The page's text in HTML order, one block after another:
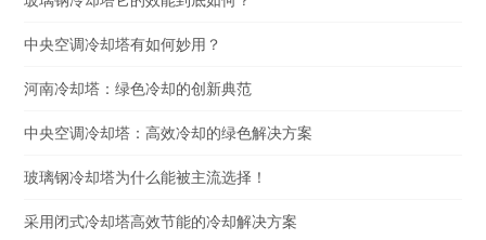
中央空调冷却塔有如何妙用？
河南冷却塔：绿色冷却的创新典范
中央空调冷却塔：高效冷却的绿色解决方案
玻璃钢冷却塔为什么能被主流选择！
采用闭式冷却塔高效节能的冷却解决方案